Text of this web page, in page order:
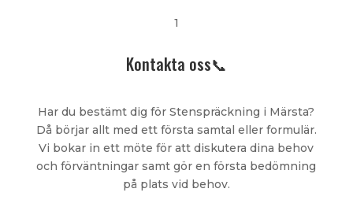
1
Kontakta oss📞
Har du bestämt dig för Stenspräckning i Märsta?
Då börjar allt med ett första samtal eller formulär.
Vi bokar in ett möte för att diskutera dina behov
och förväntningar samt gör en första bedömning
på plats vid behov.